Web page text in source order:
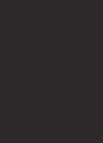
аварийный)